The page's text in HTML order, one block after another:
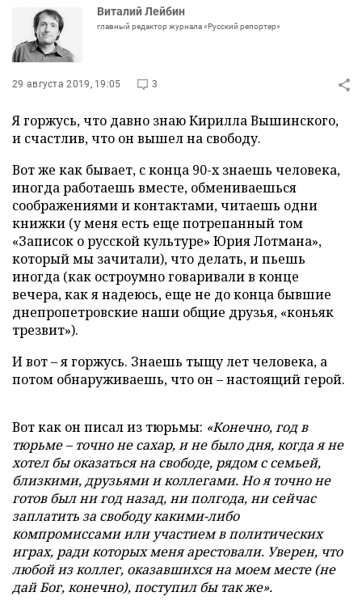
Виталий Лейбин
главный редактор журнала «Русский репортер»
29 августа 2019, 19:05 3
Я горжусь, что давно знаю Кирилла Вышинского,
и счастлив, что он вышел на свободу.
Вот же как бывает, с конца 90-х знаешь человека,
иногда работаешь вместе, обмениваешься
соображениями и контактами, читаешь одни
книжки (у меня есть еще потрепанный том
«Записок о русской культуре» Юрия Лотмана»,
который мы зачитали), что делать, и пьешь
иногда (как остроумно говаривали в конце
вечера, как я надеюсь, еще не до конца бывшие
днепропетровские наши общие друзья, «коньяк
трезвит»).
И вот – я горжусь. Знаешь тыщу лет человека, а
потом обнаруживаешь, что он – настоящий герой.
Вот как он писал из тюрьмы: «Конечно, год в
тюрьме – точно не сахар, и не было дня, когда я не
хотел бы оказаться на свободе, рядом с семьей,
близкими, друзьями и коллегами. Но я точно не
готов был ни год назад, ни полгода, ни сейчас
заплатить за свободу какими-либо
компромиссами или участием в политических
играх, ради которых меня арестовали. Уверен, что
любой из коллег, оказавшихся на моем месте (не
дай Бог, конечно), поступил бы так же».